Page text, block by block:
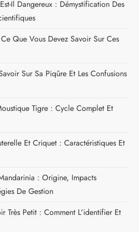
Il Dangereux : Démystification Des
Que Vous Devez Savoir Sur Ces
Sur Sa Piqûre Et Les Confusions
Tigre : Cycle Complet Et
Et Criquet : Caractéristiques Et
: Origine, Impacts
De Gestion
Très Petit : Comment L'identifier Et